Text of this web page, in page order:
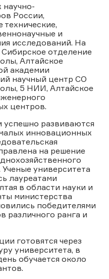
России,
и
исследований. На
отделение
Алтайское
академии
научный центр СО
5 НИИ, Алтайское
центров.
успешно развиваются
инновационных
на решение
университета
лауреатами
в области науки и
министерства
победителями
различного ранга и
готовятся через
университета, в
обучается около